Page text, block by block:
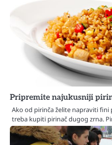
Pripremite najukusniji
Ako od pirinča želite napraviti fini
treba kupiti pirinač dugog zrna.